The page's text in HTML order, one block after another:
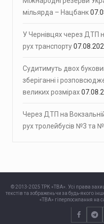
мільярда – Нацбанк
У Чернівцях через ДТП
рух транспорту
Судитимуть двох
зберіганні і
великих розмірах
Через ДТП на
рух тролейбусів №3 та
© 2013-2025 ТРК «ТВА». Усі права
текстів та зображень чи за будь-якого
«ТВА» гіперпосилання на